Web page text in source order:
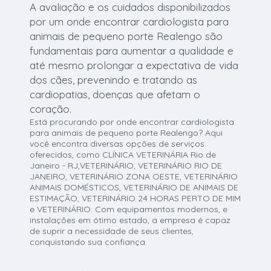
A avaliação e os cuidados disponibilizados
por um onde encontrar cardiologista para
animais de pequeno porte Realengo são
fundamentais para aumentar a qualidade e
até mesmo prolongar a expectativa de vida
dos cães, prevenindo e tratando as
cardiopatias, doenças que afetam o
coração.
Está procurando por onde encontrar cardiologista
para animais de pequeno porte Realengo? Aqui
você encontra diversas opções de serviços
oferecidos, como CLÍNICA VETERINÁRIA Rio de
Janeiro - RJ,VETERINÁRIO, VETERINÁRIO RIO DE
JANEIRO, VETERINÁRIO ZONA OESTE, VETERINÁRIO
ANIMAIS DOMÉSTICOS, VETERINÁRIO DE ANIMAIS DE
ESTIMAÇÃO, VETERINÁRIO 24 HORAS PERTO DE MIM
e VETERINÁRIO. Com equipamentos modernos, e
instalações em ótimo estado, a empresa é capaz
de suprir a necessidade de seus clientes,
conquistando sua confiança.